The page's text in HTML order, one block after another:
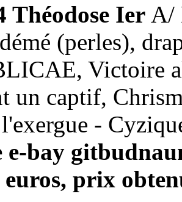
Théodose Ier A/
(perles),
Victoire
un captif,
-
e-bay
prix